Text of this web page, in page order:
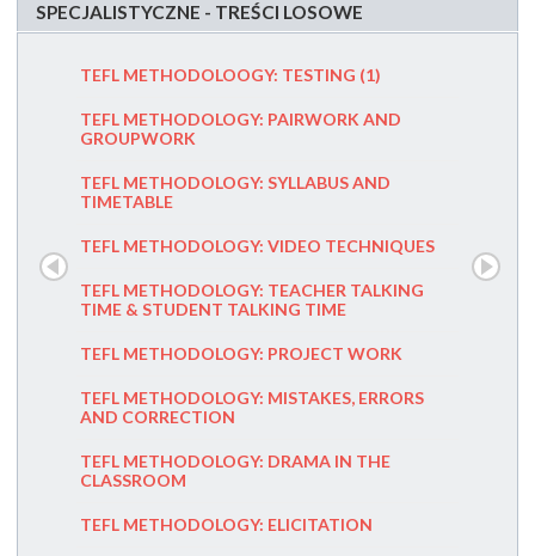
SPECJALISTYCZNE - TREŚCI LOSOWE
TEFL METHODOLOOGY: TESTING (1)
TEFL METHODOLOGY: PAIRWORK AND
GROUPWORK
TEFL METHODOLOGY: SYLLABUS AND
TIMETABLE
TEFL METHODOLOGY: VIDEO TECHNIQUES
TEFL METHODOLOGY: TEACHER TALKING
TIME & STUDENT TALKING TIME
TEFL METHODOLOGY: PROJECT WORK
TEFL METHODOLOGY: MISTAKES, ERRORS
AND CORRECTION
TEFL METHODOLOGY: DRAMA IN THE
CLASSROOM
TEFL METHODOLOGY: ELICITATION